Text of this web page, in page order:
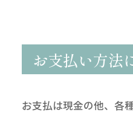
お支払い方法
お支払は現金の他、各